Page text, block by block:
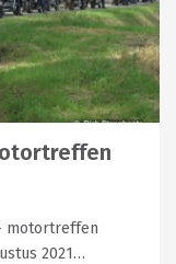
motortreffen
2021…